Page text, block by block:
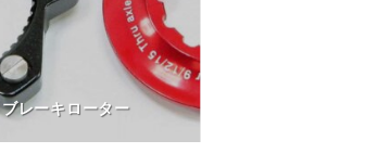
ブレーキローター